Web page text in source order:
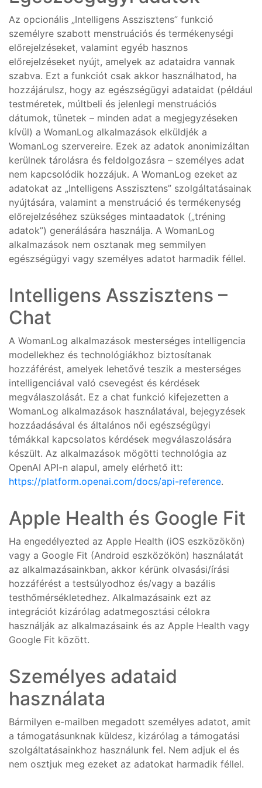
Az opcionális „Intelligens Asszisztens” funkció
személyre szabott menstruációs és termékenységi
előrejelzéseket, valamint egyéb hasznos
előrejelzéseket nyújt, amelyek az adataidra vannak
szabva. Ezt a funkciót csak akkor használhatod, ha
hozzájárulsz, hogy az egészségügyi adataidat (például
testméretek, múltbeli és jelenlegi menstruációs
dátumok, tünetek – minden adat a megjegyzéseken
kívül) a WomanLog alkalmazások elküldjék a
WomanLog szervereire. Ezek az adatok anonimizáltan
kerülnek tárolásra és feldolgozásra – személyes adat
nem kapcsolódik hozzájuk. A WomanLog ezeket az
adatokat az „Intelligens Asszisztens” szolgáltatásainak
nyújtására, valamint a menstruáció és termékenység
előrejelzéséhez szükséges mintaadatok („tréning
adatok”) generálására használja. A WomanLog
alkalmazások nem osztanak meg semmilyen
egészségügyi vagy személyes adatot harmadik féllel.
Intelligens Asszisztens –
Chat
A WomanLog alkalmazások mesterséges intelligencia
modellekhez és technológiákhoz biztosítanak
hozzáférést, amelyek lehetővé teszik a mesterséges
intelligenciával való csevegést és kérdések
megválaszolását. Ez a chat funkció kifejezetten a
WomanLog alkalmazások használatával, bejegyzések
hozzáadásával és általános női egészségügyi
témákkal kapcsolatos kérdések megválaszolására
készült. Az alkalmazások mögötti technológia az
OpenAI API-n alapul, amely elérhető itt:
https://platform.openai.com/docs/api-reference.
Apple Health és Google Fit
Ha engedélyezted az Apple Health (iOS eszközökön)
vagy a Google Fit (Android eszközökön) használatát
az alkalmazásainkban, akkor kérünk olvasási/írási
hozzáférést a testsúlyodhoz és/vagy a bazális
testhőmérsékletedhez. Alkalmazásaink ezt az
integrációt kizárólag adatmegosztási célokra
használják az alkalmazásaink és az Apple Health vagy
Google Fit között.
Személyes adataid
használata
Bármilyen e-mailben megadott személyes adatot, amit
a támogatásunknak küldesz, kizárólag a támogatási
szolgáltatásainkhoz használunk fel. Nem adjuk el és
nem osztjuk meg ezeket az adatokat harmadik féllel.